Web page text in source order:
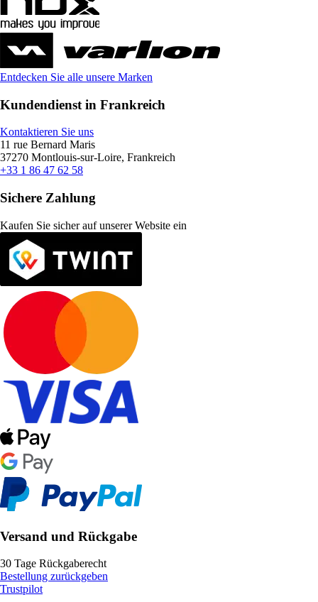
Entdecken Sie alle unsere Marken
Kundendienst in Frankreich
Kontaktieren Sie uns
11 rue Bernard Maris
37270 Montlouis-sur-Loire, Frankreich
+33 1 86 47 62 58
Sichere Zahlung
Kaufen Sie sicher auf unserer Website ein
Versand und Rückgabe
30 Tage Rückgaberecht
Bestellung zurückgeben
Trustpilot